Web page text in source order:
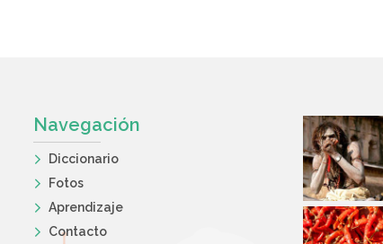
Navegación
Diccionario
Fotos
Aprendizaje
Contacto